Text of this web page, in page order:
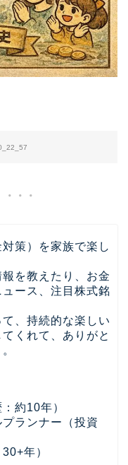
策）を家族で楽し
を教えたり、お金
ース、注目株式銘
、持続的な楽しい
くれて、ありがと
約10年）
ランナー（投資
年）